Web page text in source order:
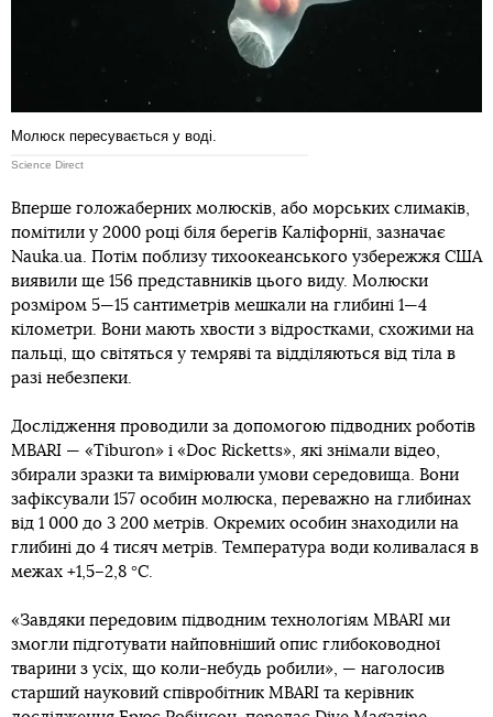
Молюск пересувається у воді.
Science Direct
Вперше голожаберних молюсків, або морських слимаків,
помітили у 2000 році біля берегів Каліфорнії, зазначає
Nauka.ua. Потім поблизу тихоокеанського узбережжя США
виявили ще 156 представників цього виду. Молюски
розміром 5—15 сантиметрів мешкали на глибині 1—4
кілометри. Вони мають хвости з відростками, схожими на
пальці, що світяться у темряві та відділяються від тіла в
разі небезпеки.
Дослідження проводили за допомогою підводних роботів
MBARI — «Tiburon» і «Doc Ricketts», які знімали відео,
збирали зразки та вимірювали умови середовища. Вони
зафіксували 157 особин молюска, переважно на глибинах
від 1 000 до 3 200 метрів. Окремих особин знаходили на
глибині до 4 тисяч метрів. Температура води коливалася в
межах +1,5–2,8 °C.
«Завдяки передовим підводним технологіям MBARI ми
змогли підготувати найповніший опис глибоководної
тварини з усіх, що коли-небудь робили», — наголосив
старший науковий співробітник MBARI та керівник